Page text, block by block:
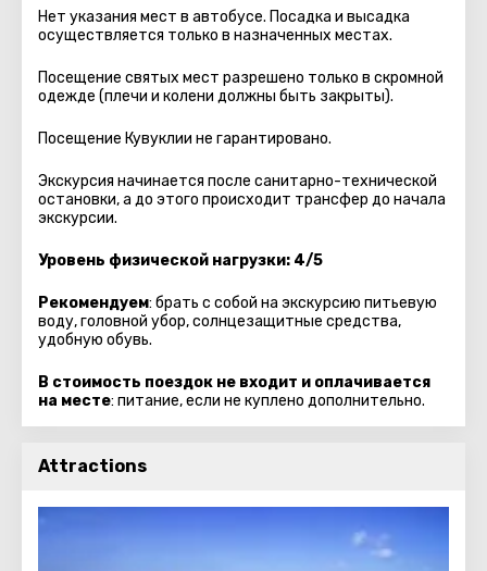
Нет указания мест в автобуcе. Посадка и высадка
осуществляется только в назначенных местах.
Посещение святых мест разрешено только в скромной
одежде (плечи и колени должны быть закрыты).
Посещение Кувуклии не гарантировано.
Экскурсия начинается после санитарно-технической
остановки, а до этого происходит трансфер до начала
экскурсии.
Уровень физической нагрузки: 4/5
Рекомендуем: брать с собой на экскурсию питьевую
воду, головной убор, солнцезащитные средства,
удобную обувь.
В стоимость поездок не входит и оплачивается
на месте: питание, если не куплено дополнительно.
Attractions